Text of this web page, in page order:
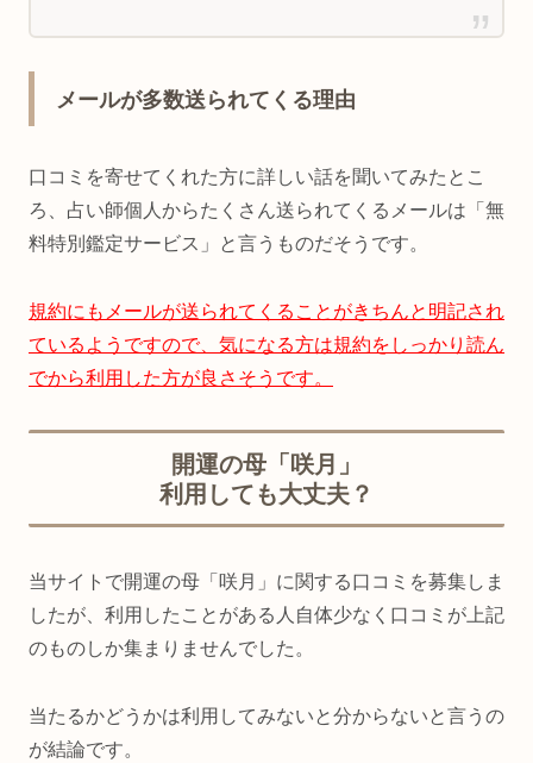
メールが多数送られてくる理由
口コミを寄せてくれた方に詳しい話を聞いてみたとこ
ろ、占い師個人からたくさん送られてくるメールは「無
料特別鑑定サービス」と言うものだそうです。
規約にもメールが送られてくることがきちんと明記され
ているようですので、気になる方は規約をしっかり読ん
でから利用した方が良さそうです。
開運の母「咲月」
利用しても大丈夫？
当サイトで開運の母「咲月」に関する口コミを募集しま
したが、利用したことがある人自体少なく口コミが上記
のものしか集まりませんでした。
当たるかどうかは利用してみないと分からないと言うの
が結論です。